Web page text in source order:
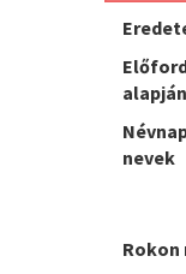
alapján
nevek
Rokon